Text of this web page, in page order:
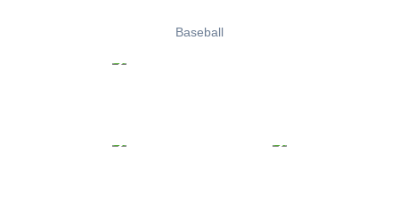
Baseball